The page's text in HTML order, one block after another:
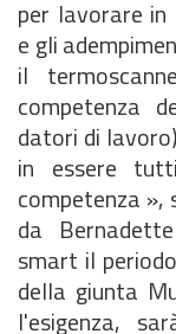
per lavorare in
e gli
il
competenza
datori di
in essere
competenza
da
smart il
della giunta
l'esigenza,